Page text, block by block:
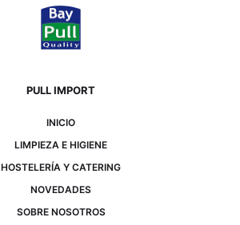
PULL IMPORT
INICIO
LIMPIEZA E HIGIENE
HOSTELERÍA Y CATERING
NOVEDADES
SOBRE NOSOTROS